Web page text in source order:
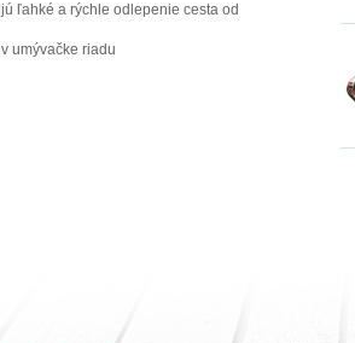
ľahké a rýchle odlepenie cesta od
umývačke riadu